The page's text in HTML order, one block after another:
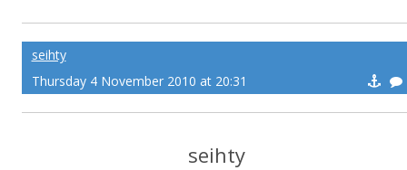
seihty
Thursday 4 November 2010 at 20:31
seihty